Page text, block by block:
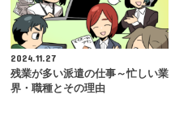
2024.11.27
残業が多い派遣の仕事～忙しい業
界・職種とその理由